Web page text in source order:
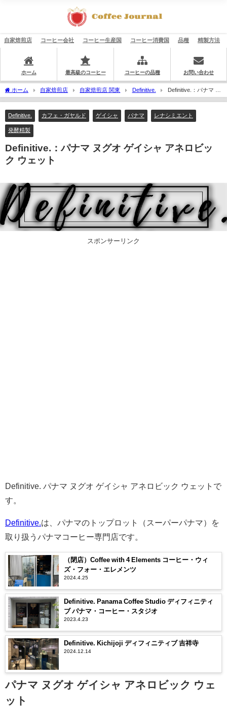
自家焙煎店 コーヒー会社 コーヒー生産国 コーヒー消費国 品種 精製方法
ホーム 最高級のコーヒー コーヒーの品種 お問い合わせ
ホーム 自家焙煎店 自家焙煎店 関東 Definitive.
Definitive.：パナマ ヌ
グオ ゲイシャ アネロビック ウェット
Definitive. カフェ・ガヤルド ゲイシャ パナマ レナシミエント
発酵精製
Definitive.：パナマ ヌグオ ゲイシャ アネロビッ
ク ウェット
スポンサーリンク
Definitive. パナマ ヌグオ ゲイシャ アネロビック ウェットで
す。
Definitive.は、パナマのトップロット（スーパーパナマ）を
取り扱うパナマコーヒー専門店です。
（閉店）Coffee with 4 Elements コーヒー・ウィ
ズ・フォー・エレメンツ
2024.4.25
Definitive. Panama Coffee Studio ディフィニティ
ブ パナマ・コーヒー・スタジオ
2023.4.23
Definitive. Kichijoji ディフィニティブ 吉祥寺
2024.12.14
パナマ ヌグオ ゲイシャ アネロビック ウェ
ット